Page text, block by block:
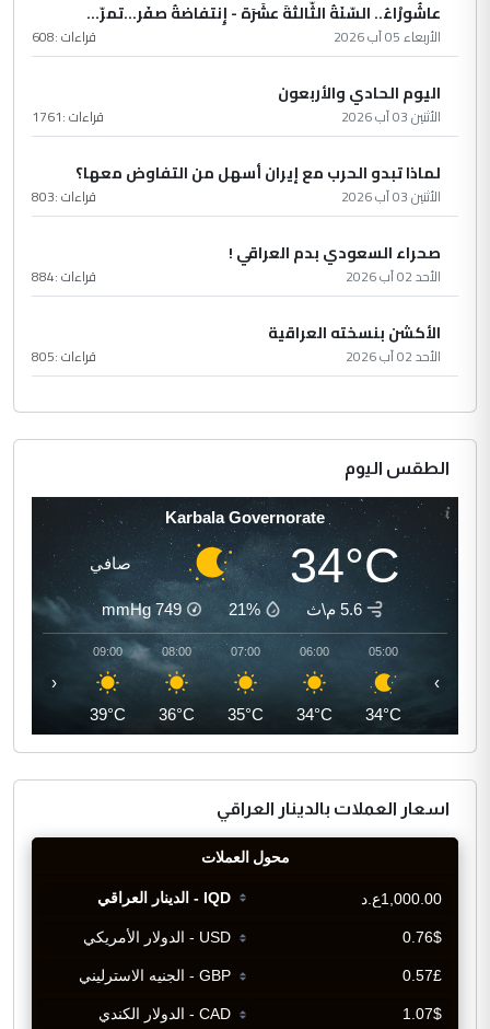
عاشُورْاءُ.. السّنَةُ الثّالثةَ عشَرَة - إِنتفاضةُ صفَر…تمرّ...
الأربعاء 05 آب 2026 قراءات :608
اليوم الحادي والأربعون
الأثنين 03 آب 2026 قراءات :1761
لماذا تبدو الحرب مع إيران أسهل من التفاوض معها؟
الأثنين 03 آب 2026 قراءات :803
صحراء السعودي بدم العراقي !
الأحد 02 آب 2026 قراءات :884
الأكشن بنسخته العراقية
الأحد 02 آب 2026 قراءات :805
الطقس اليوم
Karbala Governorate
34°C صافي
5.6 م\ث 21%
749
mmHg
05:00
34°C
06:00
34°C
07:00
35°C
08:00
36°C
09:00
39°C
‹ ›
اسعار العملات بالدينار العراقي